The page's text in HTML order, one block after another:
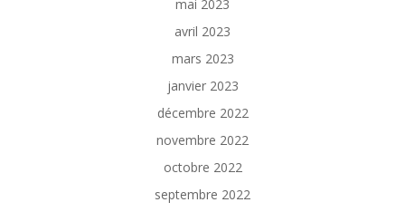
mai 2023
avril 2023
mars 2023
janvier 2023
décembre 2022
novembre 2022
octobre 2022
septembre 2022